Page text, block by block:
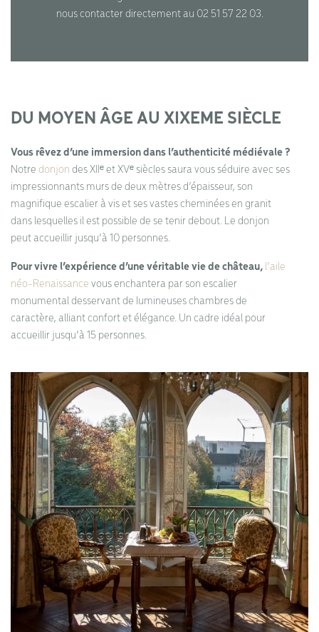
nous contacter directement au 02 51 57 22 03.
DU MOYEN ÂGE AU XIXEME SIÈCLE
Vous rêvez d’une immersion dans l’authenticité médiévale ?
Notre donjon des XIIᵉ et XVᵉ siècles saura vous séduire avec ses
impressionnants murs de deux mètres d’épaisseur, son
magnifique escalier à vis et ses vastes cheminées en granit
dans lesquelles il est possible de se tenir debout. Le donjon
peut accueillir jusqu’à 10 personnes.
Pour vivre l’expérience d’une véritable vie de château, l’aile
néo-Renaissance vous enchantera par son escalier
monumental desservant de lumineuses chambres de
caractère, alliant confort et élégance. Un cadre idéal pour
accueillir jusqu’à 15 personnes.